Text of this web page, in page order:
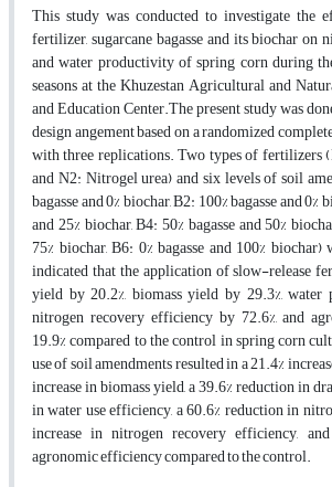
This study was conducted to investigate the
fertilizer, sugarcane bagasse and its biochar on
and water productivity of spring corn during
seasons at the Khuzestan Agricultural and
and Education Center.The present study was
design angement based on a randomized
with three replications. Two types of fertilizers
and N2: Nitrogel urea) and six levels of soil
bagasse and 0% biochar, B2: 100% bagasse and 0%
and 25% biochar, B4: 50% bagasse and 50%
75% biochar, B6: 0% bagasse and 100%
indicated that the application of slow-release
yield by 20.2%, biomass yield by 29.3%,
nitrogen recovery efficiency by 72.6%, and
19.9% compared to the control in spring corn
use of soil amendments resulted in a 21.4%
increase in biomass yield, a 39.6% reduction in
in water use efficiency, a 60.6% reduction in
increase in nitrogen recovery efficiency,
agronomic efficiency compared to the control.